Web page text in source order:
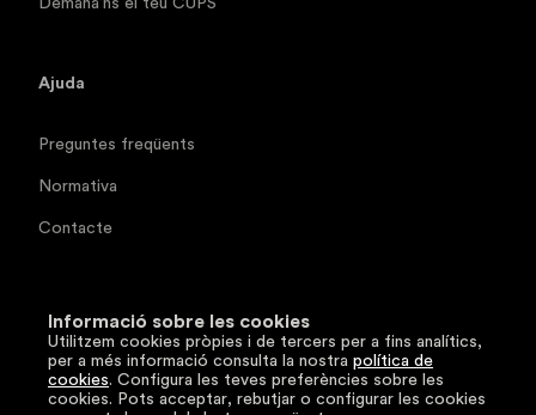
Demana’ns el teu CUPS
Ajuda
Preguntes freqüents
Normativa
Contacte
Segueix-nos
LinkedIn
Informació sobre les cookies
Utilitzem cookies pròpies i de tercers per a fins analítics,
per a més informació consulta la nostra política de
cookies. Configura les teves preferències sobre les
cookies. Pots acceptar, rebutjar o configurar les cookies